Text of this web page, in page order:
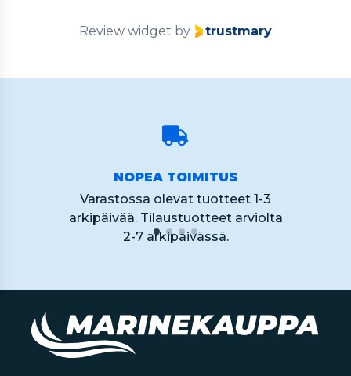
Review widget by trustmary
NOPEA TOIMITUS
Varastossa olevat tuotteet 1-3
arkipäivää. Tilaustuotteet arviolta
2-7 arkipäivässä.